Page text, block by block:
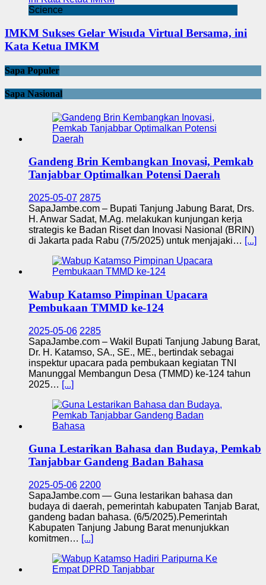
Science
IMKM Sukses Gelar Wisuda Virtual Bersama, ini
Kata Ketua IMKM
Sapa Populer
Sapa Nasional
Gandeng Brin Kembangkan Inovasi, Pemkab
Tanjabbar Optimalkan Potensi Daerah
2025-05-07 2875
SapaJambe.com – Bupati Tanjung Jabung Barat, Drs.
H. Anwar Sadat, M.Ag. melakukan kunjungan kerja
strategis ke Badan Riset dan Inovasi Nasional (BRIN)
di Jakarta pada Rabu (7/5/2025) untuk menjajaki… [...]
Wabup Katamso Pimpinan Upacara
Pembukaan TMMD ke-124
2025-05-06 2285
SapaJambe.com – Wakil Bupati Tanjung Jabung Barat,
Dr. H. Katamso, SA., SE., ME., bertindak sebagai
inspektur upacara pada pembukaan kegiatan TNI
Manunggal Membangun Desa (TMMD) ke-124 tahun
2025… [...]
Guna Lestarikan Bahasa dan Budaya, Pemkab
Tanjabbar Gandeng Badan Bahasa
2025-05-06 2200
SapaJambe.com — Guna lestarikan bahasa dan
budaya di daerah, pemerintah kabupaten Tanjab Barat,
gandeng badan bahasa. (6/5/2025).Pemerintah
Kabupaten Tanjung Jabung Barat menunjukkan
komitmen… [...]